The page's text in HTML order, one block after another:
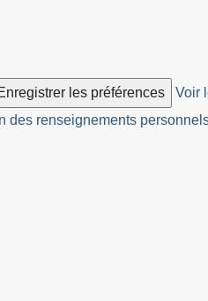
les préférences
Voir
renseignements